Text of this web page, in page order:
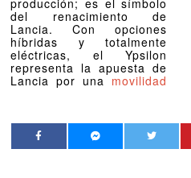
del renacimiento de
Lancia. Con opciones
híbridas y totalmente
eléctricas, el Ypsilon
representa la apuesta de
Lancia por una movilidad